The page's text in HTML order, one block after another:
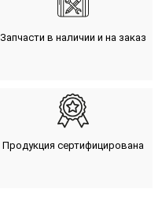
Запчасти в наличии и на заказ
Продукция сертифицирована